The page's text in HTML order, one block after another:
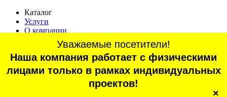
Каталог
Услуги
О компании
Статьи
Контакты
Отзывы
г. Санкт-Петербург, проспект Обуховской Обороны, 70, корп.
Уважаемые посетители!
Наша компания работает с физическими
лицами только в рамках индивидуальных
проектов!
×